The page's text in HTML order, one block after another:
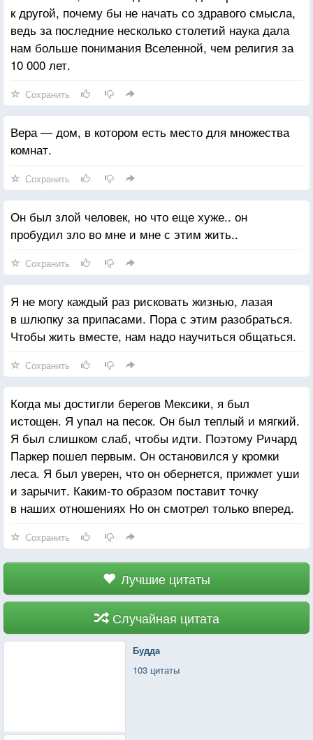
к другой, почему бы не начать со здравого смысла,
ведь за последние несколько столетий наука дала
нам больше понимания Вселенной, чем религия за
10 000 лет.
Сохранить
Вера — дом, в котором есть место для множества
комнат.
Сохранить
Он был злой человек, но что еще хуже.. он
пробудил зло во мне и мне с этим жить..
Сохранить
Я не могу каждый раз рисковать жизнью, лазая
в шлюпку за припасами. Пора с этим разобраться.
Чтобы жить вместе, нам надо научиться общаться.
Сохранить
Когда мы достигли берегов Мексики, я был
истощен. Я упал на песок. Он был теплый и мягкий.
Я был слишком слаб, чтобы идти. Поэтому Ричард
Паркер пошел первым. Он остановился у кромки
леса. Я был уверен, что он обернется, прижмет уши
и зарычит. Каким-то образом поставит точку
в наших отношениях Но он смотрел только вперед.
Сохранить
Лучшие цитаты
Случайная цитата
Будда
103 цитаты